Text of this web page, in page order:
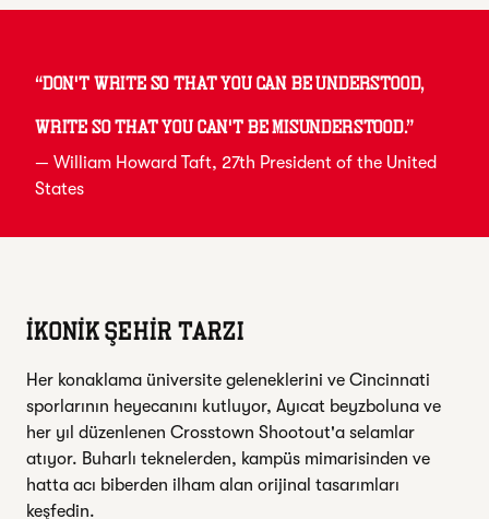
“Don't write so that you can be understood,
write so that you can't be misunderstood.”
— William Howard Taft, 27th President of the United
States
İKONİK ŞEHİR TARZI
Her konaklama üniversite geleneklerini ve Cincinnati
sporlarının heyecanını kutluyor, Ayıcat beyzboluna ve
her yıl düzenlenen Crosstown Shootout'a selamlar
atıyor. Buharlı teknelerden, kampüs mimarisinden ve
hatta acı biberden ilham alan orijinal tasarımları
keşfedin.